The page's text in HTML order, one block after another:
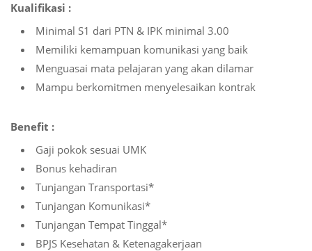
Kualifikasi :
Minimal S1 dari PTN & IPK minimal 3.00
Memiliki kemampuan komunikasi yang baik
Menguasai mata pelajaran yang akan dilamar
Mampu berkomitmen menyelesaikan kontrak
Benefit :
Gaji pokok sesuai UMK
Bonus kehadiran
Tunjangan Transportasi*
Tunjangan Komunikasi*
Tunjangan Tempat Tinggal*
BPJS Kesehatan & Ketenagakerjaan